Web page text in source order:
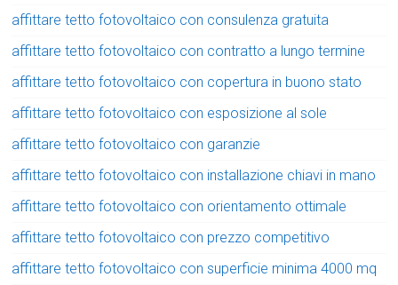
affittare tetto fotovoltaico con consulenza gratuita
affittare tetto fotovoltaico con contratto a lungo termine
affittare tetto fotovoltaico con copertura in buono stato
affittare tetto fotovoltaico con esposizione al sole
affittare tetto fotovoltaico con garanzie
affittare tetto fotovoltaico con installazione chiavi in mano
affittare tetto fotovoltaico con orientamento ottimale
affittare tetto fotovoltaico con prezzo competitivo
affittare tetto fotovoltaico con superficie minima 4000 mq